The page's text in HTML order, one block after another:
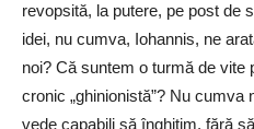
revopsită, la putere, pe post de
idei, nu cumva, Iohannis, ne
noi? Că suntem o turmă de vite
cronic „ghinionistă”? Nu
vede capabili să înghițim, fără